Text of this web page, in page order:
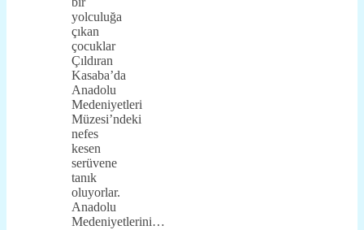
yolculuğa
çıkan
çocuklar
Çıldıran
Kasaba’da
Anadolu
Medeniyetleri
Müzesi’ndeki
nefes
kesen
serüvene
tanık
oluyorlar.
Anadolu
Medeniyetlerini…